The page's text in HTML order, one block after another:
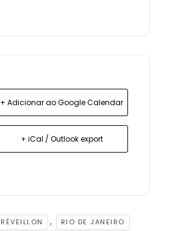
+ Adicionar ao Google Calendar
+ iCal / Outlook export
RÉVEILLON , RIO DE JANEIRO